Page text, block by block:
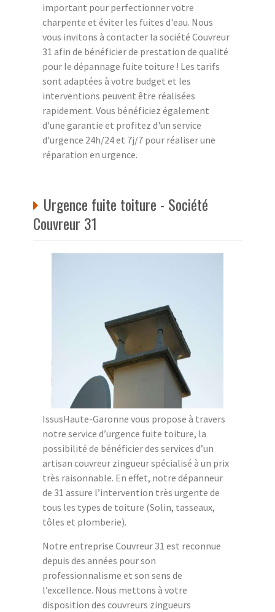
important pour perfectionner votre
charpente et éviter les fuites d'eau. Nous
vous invitons à contacter la société Couvreur
31 afin de bénéficier de prestation de qualité
pour le dépannage fuite toiture ! Les tarifs
sont adaptées à votre budget et les
interventions peuvent être réalisées
rapidement. Vous bénéficiez également
d'une garantie et profitez d'un service
d'urgence 24h/24 et 7j/7 pour réaliser une
réparation en urgence.
Urgence fuite toiture - Société
Couvreur 31
IssusHaute-Garonne vous propose à travers
notre service d’urgence fuite toiture, la
possibilité de bénéficier des services d’un
artisan couvreur zingueur spécialisé à un prix
très raisonnable. En effet, notre dépanneur
de 31 assure l’intervention très urgente de
tous les types de toiture (Solin, tasseaux,
tôles et plomberie).
Notre entreprise Couvreur 31 est reconnue
depuis des années pour son
professionnalisme et son sens de
l’excellence. Nous mettons à votre
disposition des couvreurs zingueurs